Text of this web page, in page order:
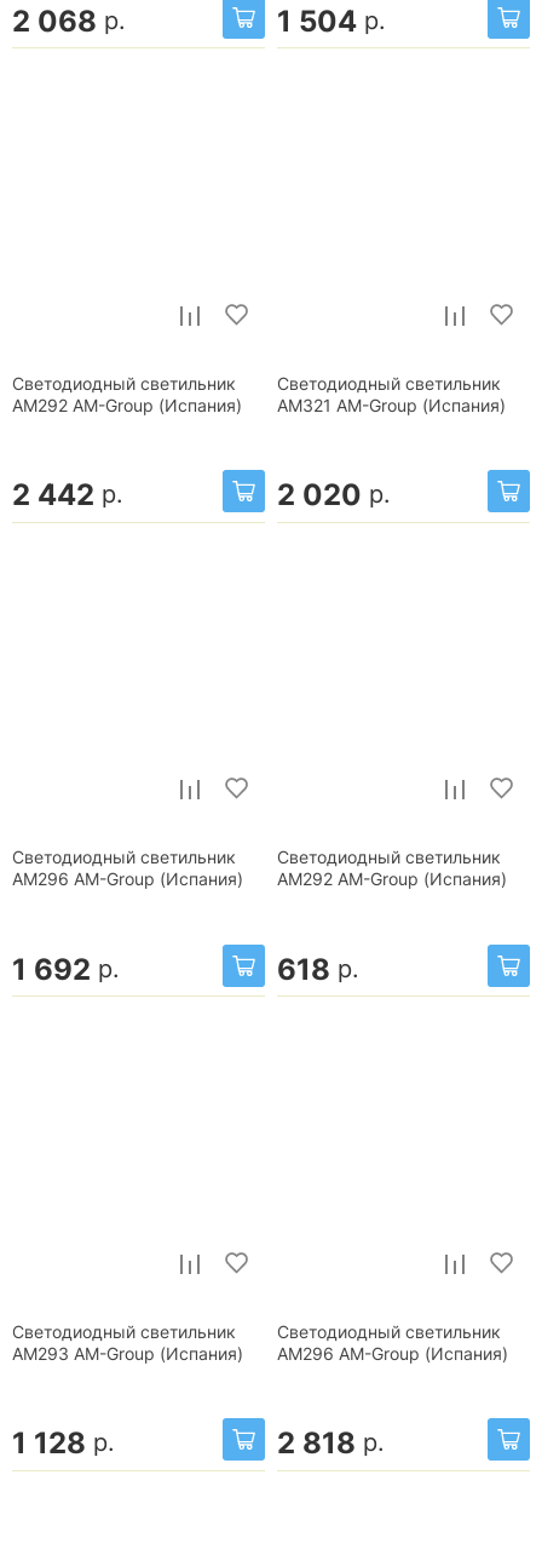
2 068 р. 1 504 р.
Светодиодный светильник
AM292 AM-Group (Испания)
2 442 р.
Светодиодный светильник
AM321 AM-Group (Испания)
2 020 р.
Светодиодный светильник
AM296 AM-Group (Испания)
1 692 р.
Светодиодный светильник
AM292 AM-Group (Испания)
618 р.
Светодиодный светильник
AM293 AM-Group (Испания)
1 128 р.
Светодиодный светильник
AM296 AM-Group (Испания)
2 818 р.